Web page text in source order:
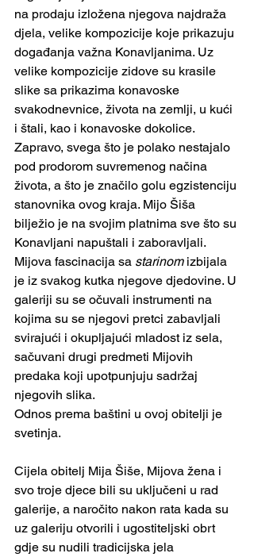
na prodaju izložena njegova najdraža
djela, velike kompozicije koje prikazuju
događanja važna Konavljanima. Uz
velike kompozicije zidove su krasile
slike sa prikazima konavoske
svakodnevnice, života na zemlji, u kući
i štali, kao i konavoske dokolice.
Zapravo, svega što je polako nestajalo
pod prodorom suvremenog načina
života, a što je značilo golu egzistenciju
stanovnika ovog kraja. Mijo Šiša
bilježio je na svojim platnima sve što su
Konavljani napuštali i zaboravljali.
Mijova fascinacija sa starinom izbijala
je iz svakog kutka njegove djedovine. U
galeriji su se očuvali instrumenti na
kojima su se njegovi pretci zabavljali
svirajući i okupljajući mladost iz sela,
sačuvani drugi predmeti Mijovih
predaka koji upotpunjuju sadržaj
njegovih slika.
Odnos prema baštini u ovoj obitelji je
svetinja.
Cijela obitelj Mija Šiše, Mijova žena i
svo troje djece bili su uključeni u rad
galerije, a naročito nakon rata kada su
uz galeriju otvorili i ugostiteljski obrt
gdje su nudili tradicijska jela